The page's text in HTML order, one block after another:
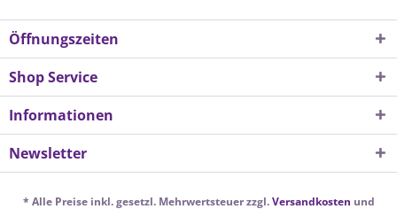
Öffnungszeiten
Shop Service
Informationen
Newsletter
* Alle Preise inkl. gesetzl. Mehrwertsteuer zzgl.Versandkosten und